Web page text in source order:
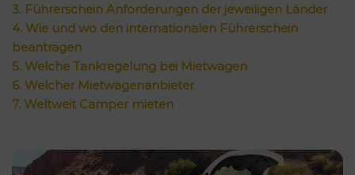
3. Führerschein Anforderungen der jeweiligen Länder
4. Wie und wo den internationalen Führerschein
beantragen
5. Welche Tankregelung bei Mietwagen
6. Welcher Mietwagenanbieter
7. Weltweit Camper mieten